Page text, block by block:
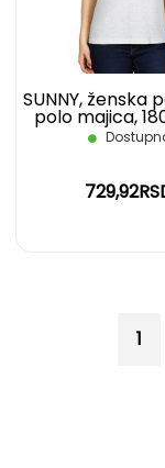
SUNNY, ženska
polo majica,
svetlo
1